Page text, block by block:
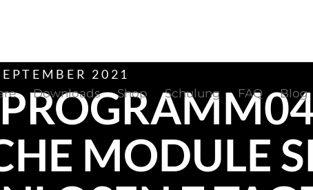
Downloads Shop Schulung FAQ Blog
2021
MODULE